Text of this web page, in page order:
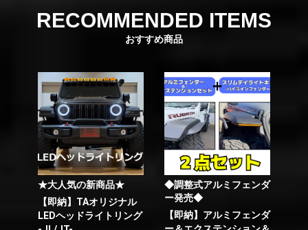
RECOMMENDED ITEMS
おすすめ商品
★大人気の新商品★
【即納】TAオリジナル
LEDヘッドライトリング
◆調整式アルミフェンダ
ー発売◆
【即納】アルミフェンダ